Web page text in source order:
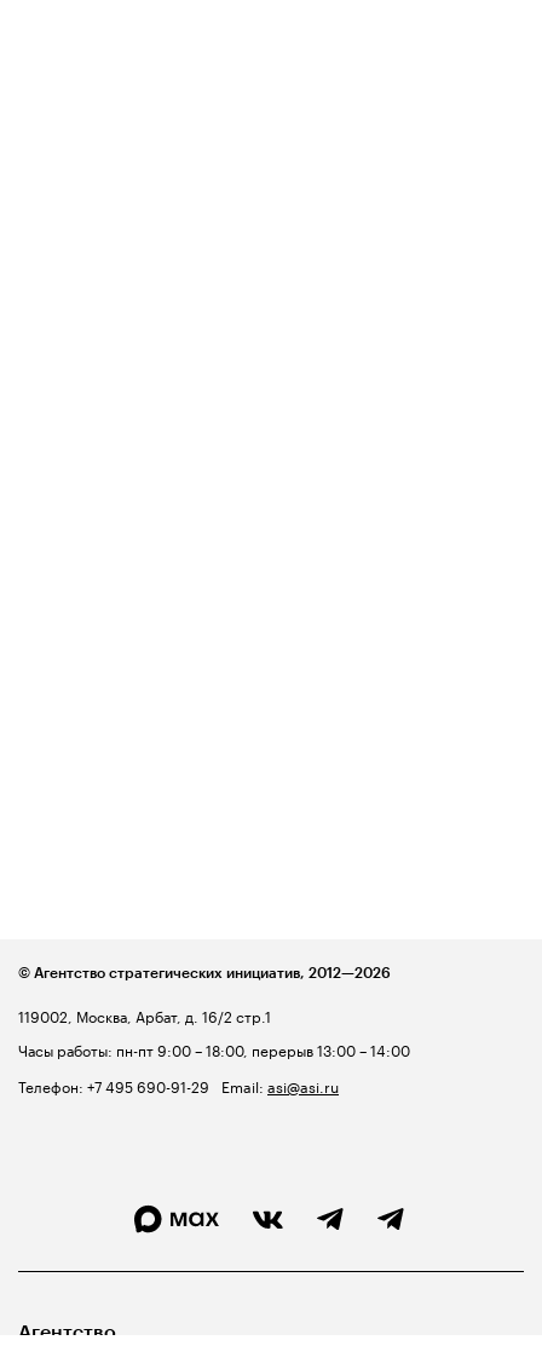
119002, Москва, Арбат, д. 16/2 стр.1
Часы работы: пн-пт 9:00 – 18:00, перерыв 13:00 – 14:00
Телефон: +7 495 690-91-29 Email: asi@asi.ru
© Агентство стратегических инициатив, 2012—2026
Агентство